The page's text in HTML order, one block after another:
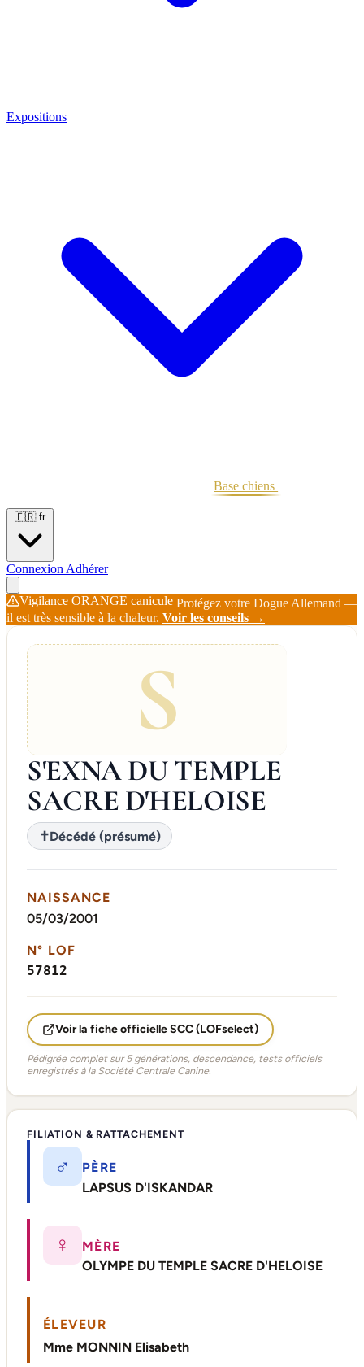
Expositions
Base chiens
🇫🇷 fr
Connexion Adhérer
Vigilance ORANGE canicule Protégez votre Dogue Allemand —
il est très sensible à la chaleur. Voir les conseils →
S
S'EXNA DU TEMPLE
SACRE D'HELOISE
✝Décédé (présumé)
NAISSANCE
05/03/2001
N° LOF
57812
Voir la fiche officielle SCC (LOFselect)
Pédigrée complet sur 5 générations, descendance, tests officiels
enregistrés à la Société Centrale Canine.
FILIATION & RATTACHEMENT
♂
PÈRE
LAPSUS D'ISKANDAR
♀
MÈRE
OLYMPE DU TEMPLE SACRE D'HELOISE
ÉLEVEUR
Mme MONNIN Elisabeth